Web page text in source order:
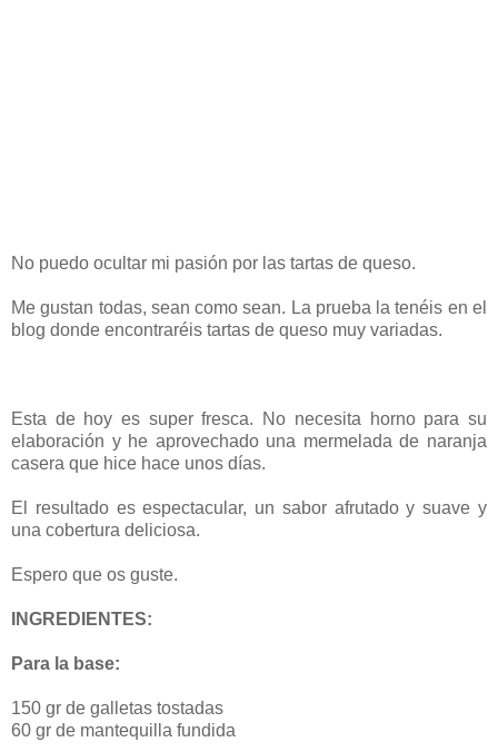
No puedo ocultar mi pasión por las tartas de queso.
Me gustan todas, sean como sean. La prueba la tenéis en el
blog donde encontraréis tartas de queso muy variadas.
Esta de hoy es super fresca. No necesita horno para su
elaboración y he aprovechado una mermelada de naranja
casera que hice hace unos días.
El resultado es espectacular, un sabor afrutado y suave y
una cobertura deliciosa.
Espero que os guste.
INGREDIENTES:
Para la base:
150 gr de galletas tostadas
60 gr de mantequilla fundida